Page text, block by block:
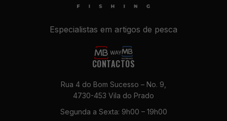
Especialistas em artigos de pesca
CONTACTOS
Rua 4 do Bom Sucesso – No. 9,
4730-453 Vila do Prado
Segunda a Sexta: 9h00 – 19h00